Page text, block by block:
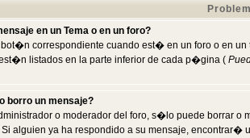
en un Tema o en un foro?
correspondiente cuando est� en un foro o en
listados en la parte inferior de cada p�gina (
un mensaje?
o moderador del foro, s�lo puede borrar o
Si alguien ya ha respondido a su mensaje, encontrar�